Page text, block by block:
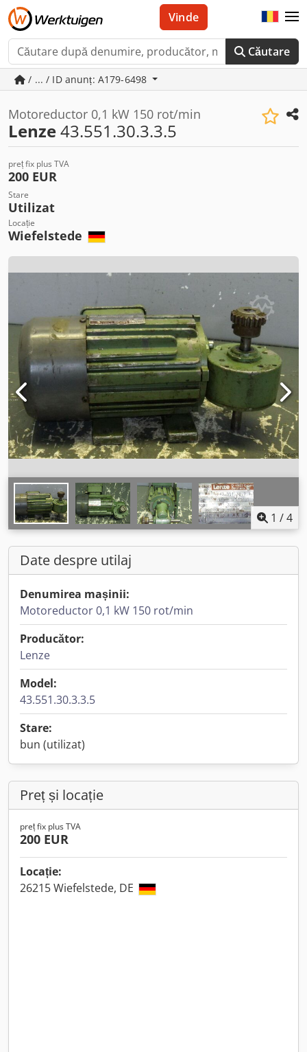
Căutare
Vinde
/ ... / ID anunț: A179-6498
Motoreductor 0,1 kW 150 rot/min
Lenze43.551.30.3.3.5
preț fix plus TVA
200 EUR
Stare
Utilizat
Locație
Wiefelstede
1 /4
Date despre utilaj
Denumirea mașinii:
Motoreductor 0,1 kW 150 rot/min
Producător:
Lenze
Model:
43.551.30.3.3.5
Stare:
bun (utilizat)
Preț și locație
preț fix plus TVA
200 EUR
Locație:
26215 Wiefelstede, DE